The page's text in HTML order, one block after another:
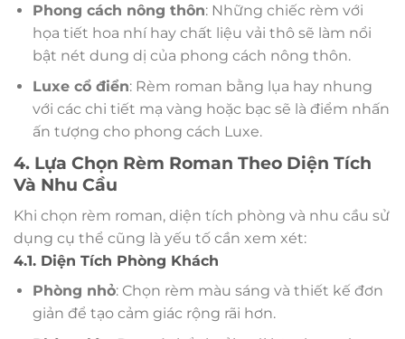
Phong cách nông thôn: Những chiếc rèm với
họa tiết hoa nhí hay chất liệu vải thô sẽ làm nổi
bật nét dung dị của phong cách nông thôn.
Luxe cổ điển: Rèm roman bằng lụa hay nhung
với các chi tiết mạ vàng hoặc bạc sẽ là điểm nhấn
ấn tượng cho phong cách Luxe.
4. Lựa Chọn Rèm Roman Theo Diện Tích
Và Nhu Cầu
Khi chọn rèm roman, diện tích phòng và nhu cầu sử
dụng cụ thể cũng là yếu tố cần xem xét:
4.1. Diện Tích Phòng Khách
Phòng nhỏ: Chọn rèm màu sáng và thiết kế đơn
giản để tạo cảm giác rộng rãi hơn.